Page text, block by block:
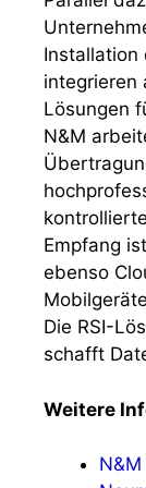
Installation
integrieren
Lösungen
N&M
Empfang
ebenso
Die RSI-
schafft
Weitere